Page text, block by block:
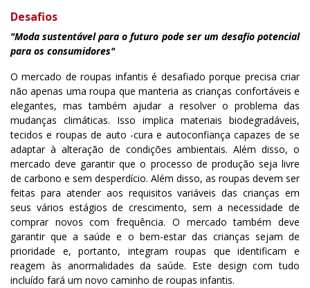
Desafios
"Moda sustentável para o futuro pode ser um desafio potencial
para os consumidores"
O mercado de roupas infantis é desafiado porque precisa criar
não apenas uma roupa que manteria as crianças confortáveis e
elegantes, mas também ajudar a resolver o problema das
mudanças climáticas. Isso implica materiais biodegradáveis,
tecidos e roupas de auto -cura e autoconfiança capazes de se
adaptar à alteração de condições ambientais. Além disso, o
mercado deve garantir que o processo de produção seja livre
de carbono e sem desperdício. Além disso, as roupas devem ser
feitas para atender aos requisitos variáveis das crianças em
seus vários estágios de crescimento, sem a necessidade de
comprar novos com frequência. O mercado também deve
garantir que a saúde e o bem-estar das crianças sejam de
prioridade e, portanto, integram roupas que identificam e
reagem às anormalidades da saúde. Este design com tudo
incluído fará um novo caminho de roupas infantis.